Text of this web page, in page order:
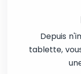
Depuis
tablette,